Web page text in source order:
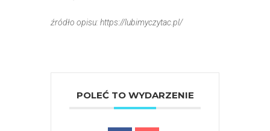
źródło opisu: https://lubimyczytac.pl/
POLEĆ TO WYDARZENIE